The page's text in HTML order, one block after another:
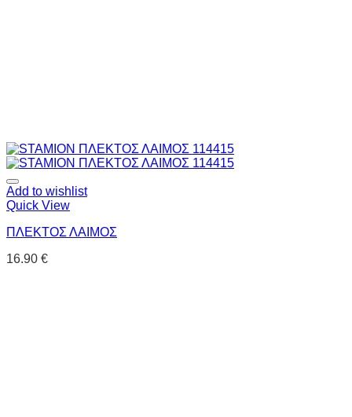
Add to wishlist
Quick View
ΠΛΕΚΤΟΣ ΛΑΙΜΟΣ
16.90 €